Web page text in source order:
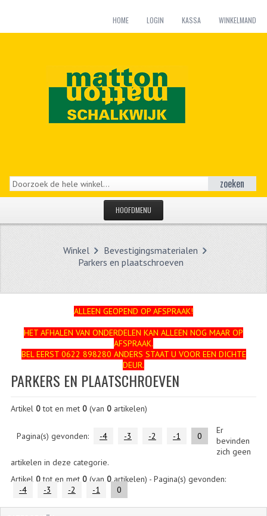
HOME LOGIN KASSA WINKELMAND
zoeken
HOOFDMENU
CATEGORIEËN
FRAME DELEN
ACHTERBRUG
BAGAGEDRAGERS EN VOETSTEUNEN
BANDEN
BINNENBANDEN
BINNENBANDEN 16-21"
BUITENBANDEN 16"
BUITENBANDEN 17"
Winkel
Bevestigingsmaterialen
Parkers en plaatschroeven
ALLEEN GEOPEND OP AFSPRAAK!
HET AFHALEN VAN ONDERDELEN KAN ALLEEN NOG MAAR OP
AFSPRAAK.
BEL EERST 0622 898280 ANDERS STAAT U VOOR EEN DICHTE
DEUR.
PARKERS EN PLAATSCHROEVEN
Artikel 0tot en met 0(van 0artikelen)
Pagina(s) gevonden: -4 -3 -2 -1 0
Er
bevinden
zich geen
artikelen in deze categorie.
Artikel 0tot en met 0(van 0artikelen) - Pagina(s) gevonden:
-4
-3 -2 -1 0